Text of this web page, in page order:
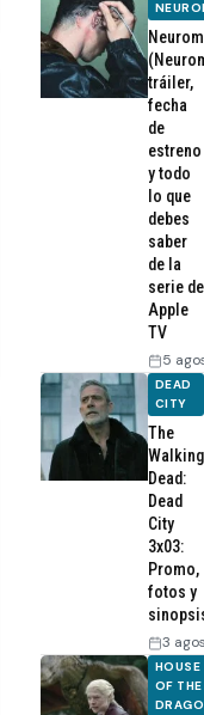
tráiler,
fecha
de
estreno
y todo
lo que
debes
saber
de la
serie de
Apple
TV
5
DEAD
CITY
The
Walking
Dead:
Dead
City
3x03:
Promo,
fotos y
3
HOUSE
OF THE